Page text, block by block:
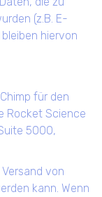
(z.B. E-
hiervon
für den
Rocket Science
5000,
von
kann. Wenn